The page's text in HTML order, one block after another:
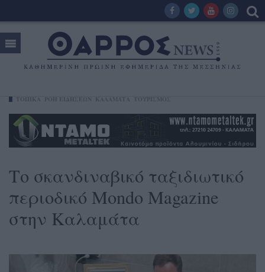
Το σκανδιναβικό ταξιδιωτικό
περιοδικό Mondo Magazine
στην Καλαμάτα